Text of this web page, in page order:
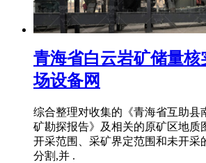
青海省白云岩矿储量核
场设备网
综合整理对收集的《青海省互助县
矿勘探报告》及相关的原矿区地质
开采范围、采矿界定范围和未开采
分割,并 .